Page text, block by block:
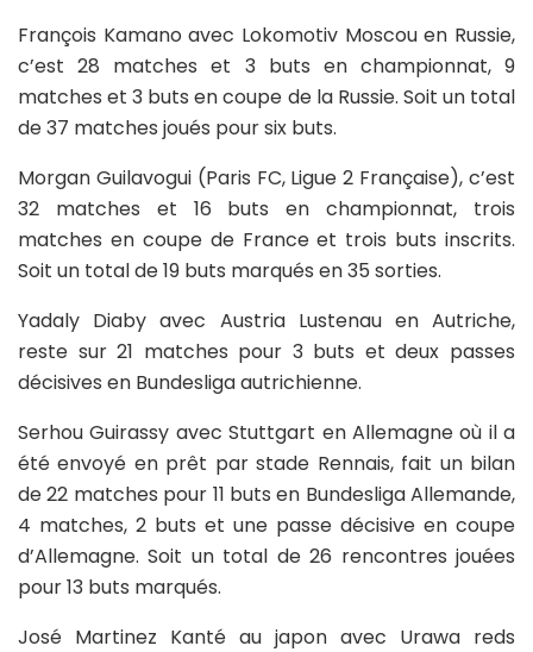
François Kamano avec Lokomotiv Moscou en Russie,
c’est 28 matches et 3 buts en championnat, 9
matches et 3 buts en coupe de la Russie. Soit un total
de 37 matches joués pour six buts.
Morgan Guilavogui (Paris FC, Ligue 2 Française), c’est
32 matches et 16 buts en championnat, trois
matches en coupe de France et trois buts inscrits.
Soit un total de 19 buts marqués en 35 sorties.
Yadaly Diaby avec Austria Lustenau en Autriche,
reste sur 21 matches pour 3 buts et deux passes
décisives en Bundesliga autrichienne.
Serhou Guirassy avec Stuttgart en Allemagne où il a
été envoyé en prêt par stade Rennais, fait un bilan
de 22 matches pour 11 buts en Bundesliga Allemande,
4 matches, 2 buts et une passe décisive en coupe
d’Allemagne. Soit un total de 26 rencontres jouées
pour 13 buts marqués.
José Martinez Kanté au japon avec Urawa reds